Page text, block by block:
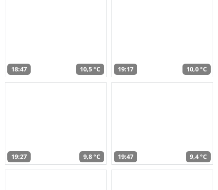
18:47 10,5 °C 19:17 10,0 °C
19:27 9,8 °C 19:47 9,4 °C